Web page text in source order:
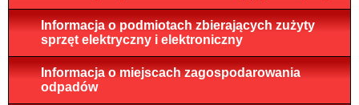
Informacja o podmiotach zbierających zużyty
sprzęt elektryczny i elektroniczny
Informacja o miejscach zagospodarowania
odpadów